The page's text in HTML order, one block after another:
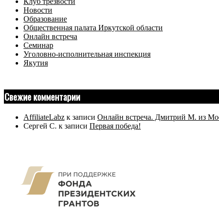
Новости
Образование
Общественная палата Иркутской области
Онлайн встреча
Семинар
Уголовно-исполнительная инспекция
Якутия
Свежие комментарии
AffiliateLabz к записи Онлайн встреча. Дмитрий М. из
Сергей С. к записи Первая победа!